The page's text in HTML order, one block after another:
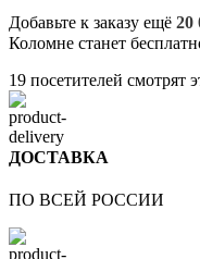
Добавьте к заказу ещё 20
Коломне станет
19 посетителей смотрят
ДОСТАВКА
ПО ВСЕЙ РОССИИ